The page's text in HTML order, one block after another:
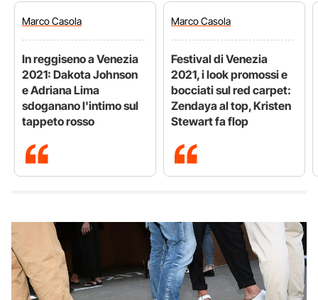
MarcoCasola
In reggiseno a Venezia
2021: Dakota Johnson
e Adriana Lima
sdoganano l'intimo sul
tappeto rosso
MarcoCasola
Festival di Venezia
2021, i look promossi e
bocciati sul red carpet:
Zendaya al top, Kristen
Stewart fa flop